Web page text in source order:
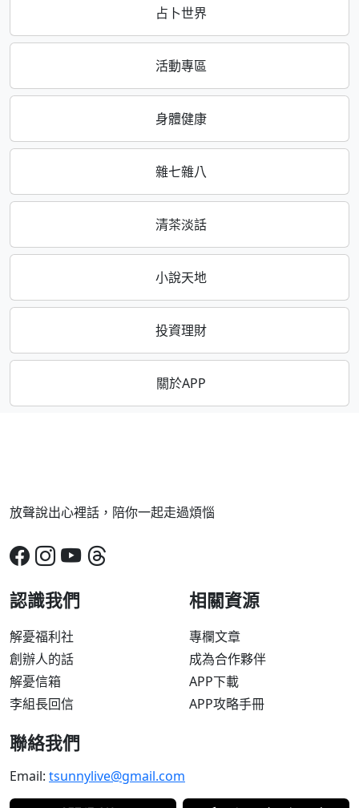
占卜世界
活動專區
身體健康
雜七雜八
清茶淡話
小說天地
投資理財
關於APP
放聲說出心裡話，陪你一起走過煩惱
認識我們
解憂福利社
創辦人的話
解憂信箱
李組長回信
相關資源
專欄文章
成為合作夥伴
APP下載
APP攻略手冊
聯絡我們
Email: tsunnylive@gmail.com